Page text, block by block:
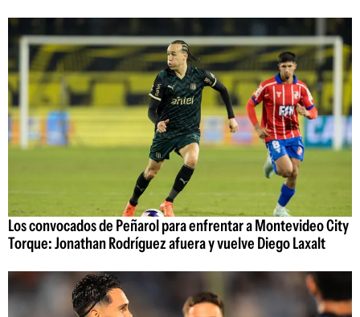
Los convocados de Peñarol para enfrentar a Montevideo City
Torque: Jonathan Rodríguez afuera y vuelve Diego Laxalt